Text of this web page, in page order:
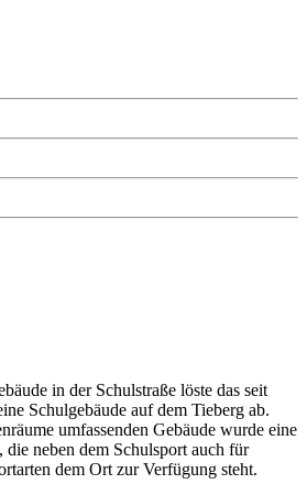
in der Schulstraße löste das seit
Schulgebäude auf dem Tieberg ab.
umfassenden Gebäude wurde eine
die neben dem Schulsport auch für
dem Ort zur Verfügung steht.